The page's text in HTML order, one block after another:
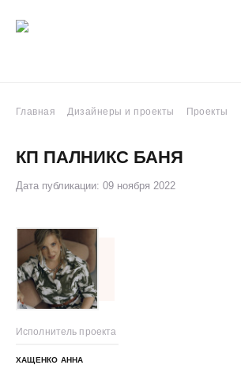
Главная Дизайнеры и проекты Проекты
КП ПАЛНИКС БАНЯ
Дата публикации: 09 ноября 2022
Исполнитель проекта
ХАЩЕНКО АННА